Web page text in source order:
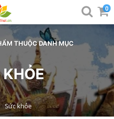
0
THUỘC DANH MỤC
Sức khỏe